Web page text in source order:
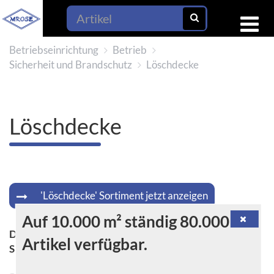
Betriebseinrichtung
Betrieb
Sicherheit und Brandschutz
Löschdecke
Löschdecke
'Löschdecke' Sortiment jetzt anzeigen
Die Löschdecke - ein unverzichtbares
Sicherheitsutensil
Auf 10.000 m² ständig 80.000
Artikel verfügbar.